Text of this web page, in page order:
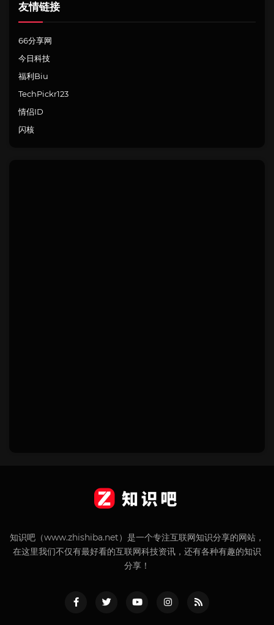
友情链接
66分享网
今日科技
福利Biu
TechPickr123
情侣ID
闪核
知识吧（www.zhishiba.net）是一个专注互联网知识分享的网站，
在这里我们不仅有最好看的互联网科技资讯，还有各种有趣的知识
分享！